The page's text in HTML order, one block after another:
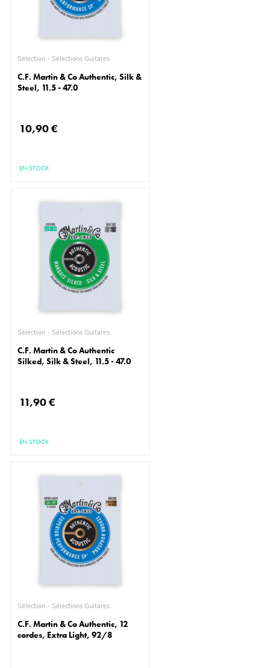
Sélection - Sélections Guitares
C.F. Martin & Co Authentic, Silk &
Steel, 11.5 - 47.0
10,90 €
EN STOCK
Sélection - Sélections Guitares
C.F. Martin & Co Authentic
Silked, Silk & Steel, 11.5 - 47.0
11,90 €
EN STOCK
Sélection - Sélections Guitares
C.F. Martin & Co Authentic, 12
cordes, Extra Light, 92/8